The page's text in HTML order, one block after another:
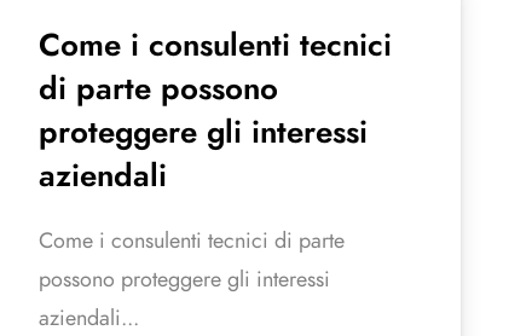
Come i consulenti tecnici
di parte possono
proteggere gli interessi
aziendali
Come i consulenti tecnici di parte
possono proteggere gli interessi
aziendali...